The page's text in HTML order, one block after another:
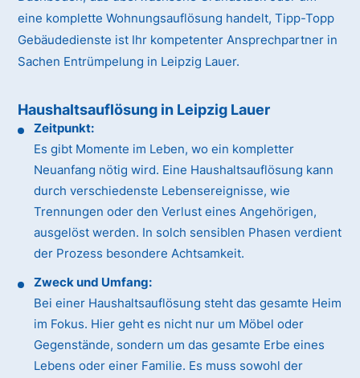
eine komplette Wohnungsauflösung handelt, Tipp-Topp
Gebäudedienste ist Ihr kompetenter Ansprechpartner in
Sachen Entrümpelung in Leipzig Lauer.
Haushaltsauflösung in Leipzig Lauer
Zeitpunkt:
Es gibt Momente im Leben, wo ein kompletter
Neuanfang nötig wird. Eine Haushaltsauflösung kann
durch verschiedenste Lebensereignisse, wie
Trennungen oder den Verlust eines Angehörigen,
ausgelöst werden. In solch sensiblen Phasen verdient
der Prozess besondere Achtsamkeit.
Zweck und Umfang:
Bei einer Haushaltsauflösung steht das gesamte Heim
im Fokus. Hier geht es nicht nur um Möbel oder
Gegenstände, sondern um das gesamte Erbe eines
Lebens oder einer Familie. Es muss sowohl der